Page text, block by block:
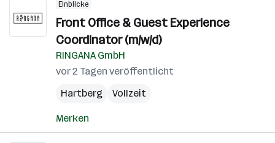
Einblicke
Front Office & Guest Experience
Coordinator (m/w/d)
RINGANA GmbH
vor 2 Tagen veröffentlicht
Hartberg
Vollzeit
Merken